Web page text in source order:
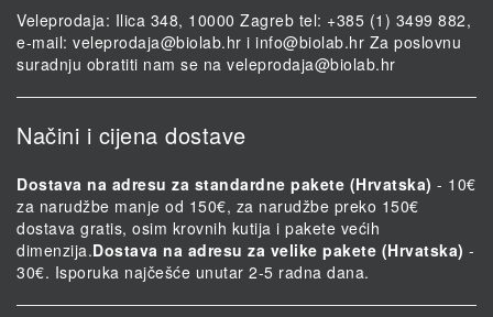
Veleprodaja: Ilica 348, 10000 Zagreb tel: +385 (1) 3499 882,
e-mail: veleprodaja@biolab.hr i info@biolab.hr Za poslovnu
suradnju obratiti nam se na veleprodaja@biolab.hr
Načini i cijena dostave
Dostava na adresu za standardne pakete (Hrvatska) - 10€
za narudžbe manje od 150€, za narudžbe preko 150€
dostava gratis, osim krovnih kutija i pakete većih
dimenzija.Dostava na adresu za velike pakete (Hrvatska) -
30€. Isporuka najčešće unutar 2-5 radna dana.